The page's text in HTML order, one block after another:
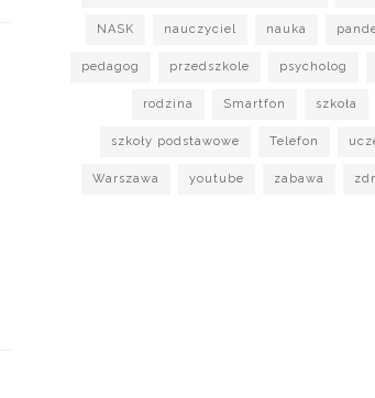
NASK nauczyciel nauka
pedagog przedszkole psycholog
rodzina Smartfon szkoła
szkoły podstawowe Telefon
Warszawa youtube zabawa